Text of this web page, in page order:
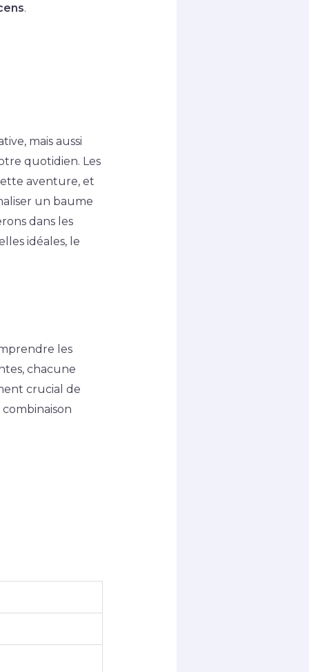
.
mais aussi
quotidien. Les
aventure, et
un baume
dans les
idéales, le
les
chacune
crucial de